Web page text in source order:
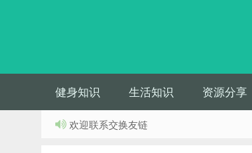
健身知识 生活知识 资源分享
欢迎联系交换友链